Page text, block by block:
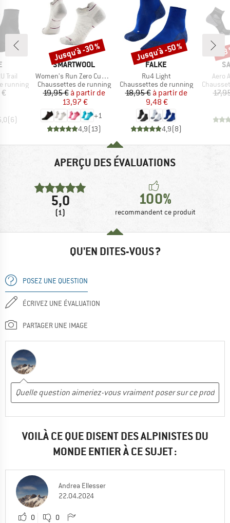
Trail
running
(6)
MARQUE
SMARTWOOL
Article
Women's Run Zero Cushion Low Ankle
Product group
Chaussettes de running
Prix
19,95 € Prix réduit
à partir de
13,97 €
+1
4,9(13)
Remise
Jusqu'à -30 %
MARQUE
FALKE
Article
Ru4 Light
Product group
Chaussettes de running
Prix
18,95 € Prix réduit
à partir de
9,48 €
4,9(8)
Remise
Jusqu'à -50 %
Article
Aero
Product
-
APERÇU DES ÉVALUATIONS
5,0
(1)
100%
recommandent ce produit
QU'EN DITES-VOUS ?
POSEZ UNE QUESTION
ÉCRIVEZ UNE ÉVALUATION
PARTAGER UNE IMAGE
VOILÀ CE QUE DISENT DES ALPINISTES DU
MONDE ENTIER À CE SUJET :
Andrea Ellesser
22.04.2024
0 0